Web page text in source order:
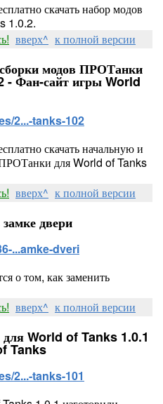
скачать набор модов
1.0.2.
вверх^ к полной версии
модов ПРОТанки
- Фан-сайт игры World
2...-tanks-102
скачать начальную и
для World of Tanks
вверх^ к полной версии
двери
...amke-dveri
о том, как заменить
вверх^ к полной версии
World of Tanks 1.0.1
Tanks
2...-tanks-101